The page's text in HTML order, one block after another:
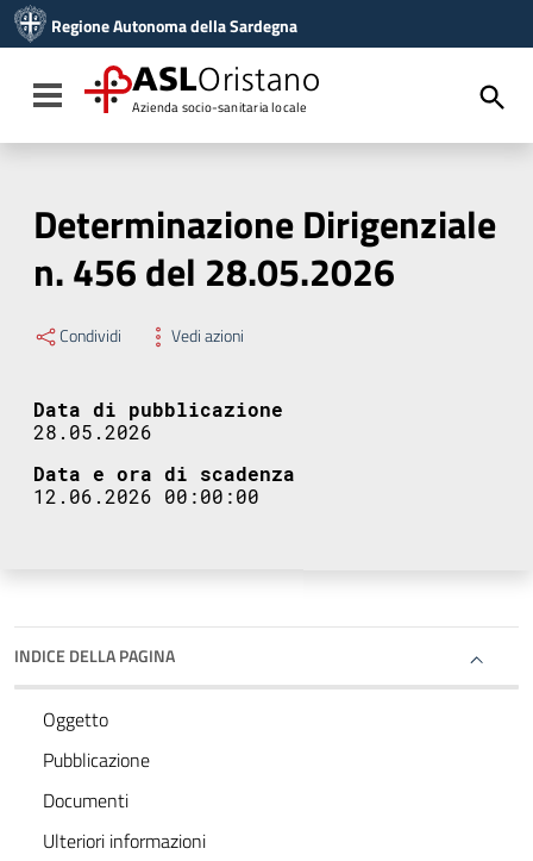
Vai al menu di navigazione
Vai al footer
Regione Autonoma della Sardegna
Toggle navigation
ASLOristano
Azienda socio-sanitaria locale
Determinazione Dirigenziale
n. 456 del 28.05.2026
Condividi Vedi azioni
Data di pubblicazione
28.05.2026
Data e ora di scadenza
12.06.2026 00:00:00
INDICE DELLA PAGINA
Oggetto
Pubblicazione
Documenti
Ulteriori informazioni